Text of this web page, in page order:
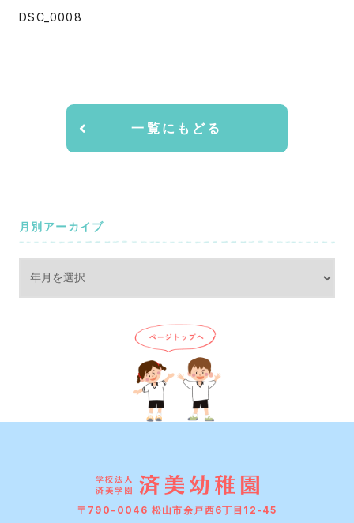
DSC_0008
一覧にもどる
月別アーカイブ
〒790-0046 松山市余戸西6丁目12-45